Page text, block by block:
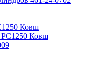
Ковш
РС1250 Ковш